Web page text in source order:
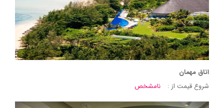
اتاق مهمان
شروع قیمت از :
نامشخص